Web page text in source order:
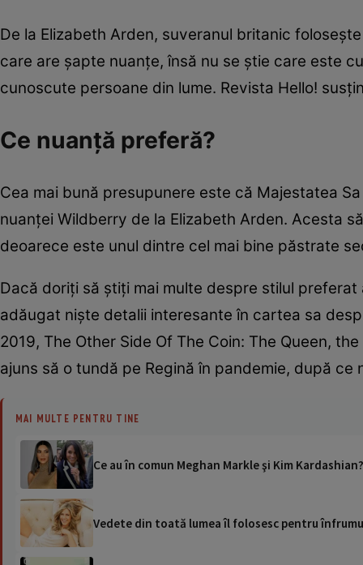
De la Elizabeth Arden, suveranul britanic
care are șapte nuanțe, însă nu se știe care este
cunoscute persoane din lume. Revista Hello!
Ce nuanță preferă?
Cea mai bună presupunere este că Majestatea
nuanței Wildberry de la Elizabeth Arden. Acesta
deoarece este unul dintre cel mai bine păstrate
Dacă doriți să știți mai multe despre stilul
adăugat niște detalii interesante în cartea sa
2019, The Other Side Of The Coin: The Queen,
ajuns să o tundă pe Regină în pandemie, după
MAI MULTE PENTRU TINE
Ce au în comun Meghan Markle şi Kim
Vedete din toată lumea îl folosesc pentru